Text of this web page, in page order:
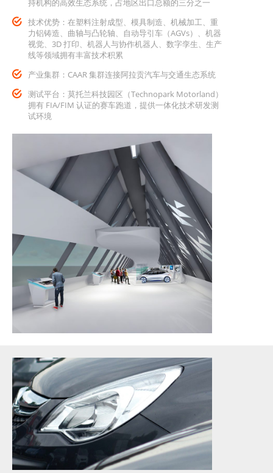
技术优势：在塑料注射成型、模具制造、机械加工、重
力铝铸造、曲轴与凸轮轴、自动导引车（AGVs）、机器
视觉、3D 打印、机器人与协作机器人、数字孪生、生产
线等领域拥有丰富技术积累
产业集群：CAAR 集群连接阿拉贡汽车与交通生态系统
测试平台：莫托兰科技园区（Technopark Motorland）
拥有 FIA/FIM 认证的赛车跑道，提供一体化技术研发测
试环境